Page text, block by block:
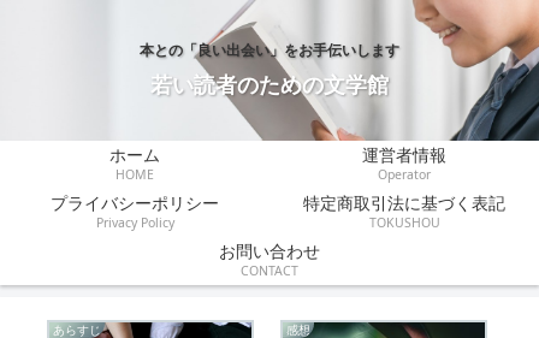
本との「良い出会い」をお手伝いします
若い読者のための文学館
ホーム
HOME
運営者情報
Operator
プライバシーポリシー
Privacy Policy
特定商取引法に基づく表記
TOKUSHOU
お問い合わせ
CONTACT
あらすじ 感想